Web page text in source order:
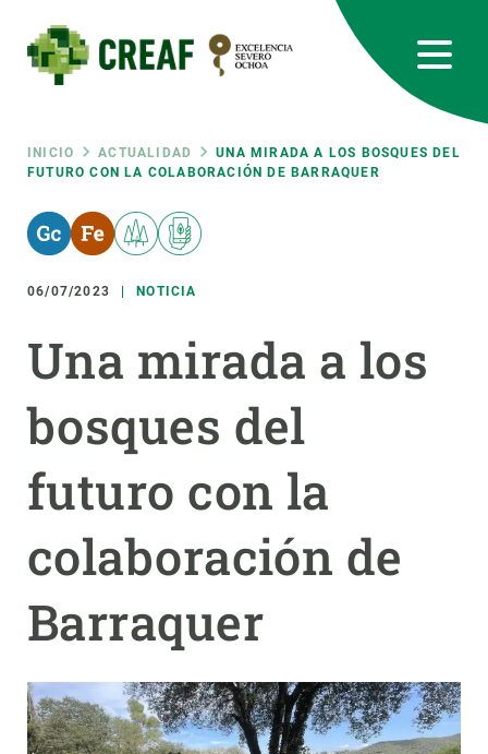
contenido
principal
Ruta
de
navegación
INICIO ACTUALIDAD
UNA MIRADA A LOS BOSQUES DEL
FUTURO CON LA COLABORACIÓN DE BARRAQUER
06/07/2023 NOTICIA
Una mirada a los
bosques del
futuro con la
colaboración de
Barraquer
RRSS
Featured
responsive
INTRANET
Responsive
menu
INVESTIGACIÓN
CIENCIA EN ACCIÓN
ÚNETE A NOSOTROS
PARTICIPA